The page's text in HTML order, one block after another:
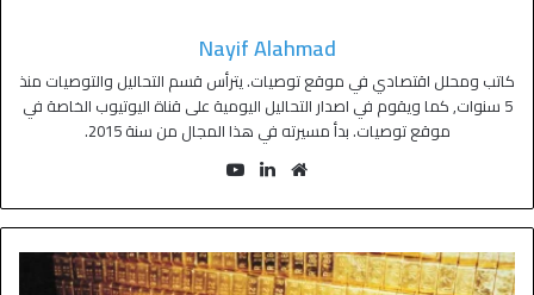
Nayif Alahmad
كاتب ومحلل اقتصادي في موقع توصيات. يترأس قسم التحاليل والتوصيات منذ
5 سنوات, كما ويقوم في اصدار التحاليل اليومية على قناة اليوتيوب الخاصة في
موقع توصيات. بدأ مسيرته في هذا المجال من سنة 2015.